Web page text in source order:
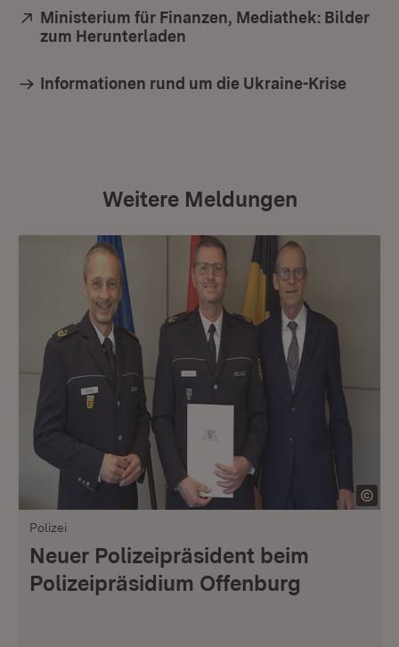
Extern:
Ministerium für Finanzen, Mediathek: Bilder
zum Herunterladen
Informationen rund um die Ukraine-Krise
Weitere Meldungen
Polizei
Neuer Polizeipräsident beim
Polizeipräsidium Offenburg